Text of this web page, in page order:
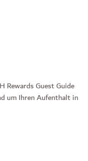
Rewards Guest Guide
um Ihren Aufenthalt in